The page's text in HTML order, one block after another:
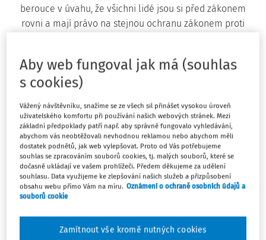
berouce v úvahu, že všichni lidé jsou si před zákonem
rovni a mají právo na stejnou ochranu zákonem proti
berouce v úvahu, že Organizace spojených národů
odsoudila kolonialismus a veškerou segregační a
diskriminační praxi, jíž je provázen, ať existují v jakékoliv
formě a kdekoli, a že Deklarace o poskytnutí nezávislosti
koloniálním zemím a národům ze dne 14. prosince 1960
(rezoluce Valného shromáždění 1514 [XV]) potvrdila a
slavnostně prohlásila nezbytnost co nejrychleji a
bezpodmínečně s nimi skoncovat,
národů o odstranění všech forem rasové diskriminace ze
dne 20. listopadu 1963 (rezoluce Valného shromáždění
Aby web fungoval jak má (souhlas
s cookies)
Vážený návštěvníku, snažíme se ze všech sil přinášet vysokou úroveň
uživatelského komfortu při používání našich webových stránek. Mezi
základní předpoklady patří např. aby správně fungovalo vyhledávání,
abychom vás neobtěžovali nevhodnou reklamou nebo abychom měli
dostatek podnětů, jak web vylepšovat. Proto od Vás potřebujeme
souhlas se zpracováním souborů cookies, tj. malých souborů, které se
dočasně ukládají ve vašem prohlížeči. Předem děkujeme za udělení
souhlasu. Data využijeme ke zlepšování našich služeb a přizpůsobení
obsahu webu přímo Vám na míru. Oznámení o ochraně osobních údajů a
souborů cookie
Zamítnout vše kromě nutných cookies